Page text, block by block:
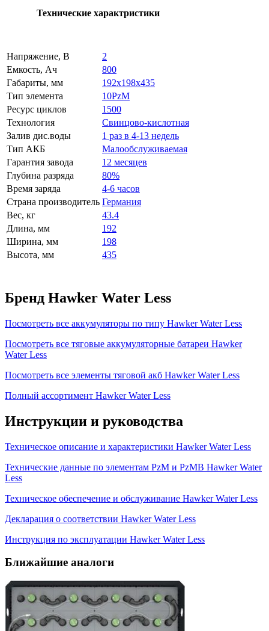
Технические характристики
Напряжение, В
2
Емкость, Ач
800
Габариты, мм
192x198x435
Тип элемента
10PzM
Ресурс циклов
1500
Технология
Свинцово-кислотная
Залив дис.воды
1 раз в 4-13 недель
Тип АКБ
Малообслуживаемая
Гарантия завода
12 месяцев
Глубина разряда
80%
Время заряда
4-6 часов
Страна производитель Германия
Вес, кг
43.4
Длина, мм
192
Ширина, мм
198
Высота, мм
435
Бренд Hawker Water Less
Посмотреть все аккумуляторы по типу Hawker Water Less
Посмотреть все тяговые аккумуляторные батареи Hawker
Water Less
Посмотреть все элементы тяговой акб Hawker Water Less
Полный ассортимент Hawker Water Less
Инструкции и руководства
Техническое описание и характеристики Hawker Water Less
Технические данные по элементам PzM и PzMB Hawker Water
Less
Техническое обеспечение и обслуживание Hawker Water Less
Декларация о соответствии Hawker Water Less
Инструкция по эксплуатации Hawker Water Less
Ближайшие аналоги